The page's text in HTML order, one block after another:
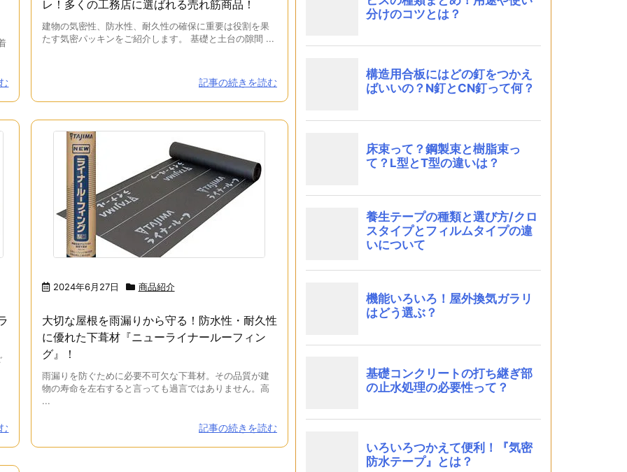
レ！多くの工務店に選ばれる売れ筋商品！
建物の気密性、防水性、耐久性の確保に重要は役割を果
たす気密パッキンをご紹介します。 基礎と土台の隙間 ...
記事の続きを読む
2024年6月27日 商品紹介
大切な屋根を雨漏りから守る！防水性・耐久性
に優れた下葺材『ニューライナールーフィン
グ』！
雨漏りを防ぐために必要不可欠な下葺材。その品質が建
物の寿命を左右すると言っても過言ではありません。高
...
記事の続きを読む